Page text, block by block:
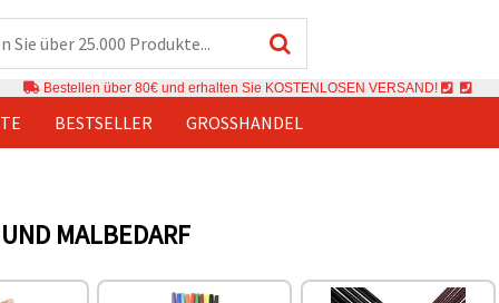
Bestellen über 80€ und erhalten Sie KOSTENLOSEN VERSAND!
BESTSELLER GROSSHANDEL
MALBEDARF